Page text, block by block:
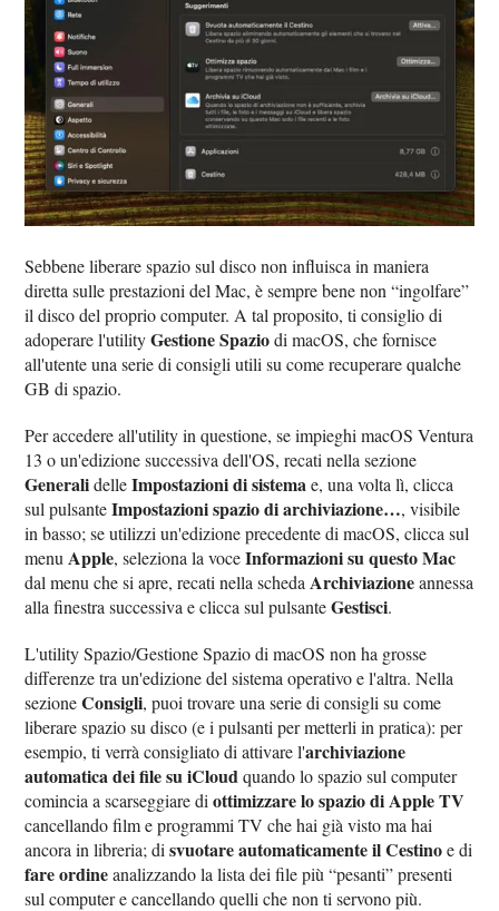
Sebbene liberare spazio sul disco non influisca in maniera
diretta sulle prestazioni del Mac, è sempre bene non “ingolfare”
il disco del proprio computer. A tal proposito, ti consiglio di
adoperare l'utilityGestione Spaziodi macOS, che fornisce
all'utente una serie di consigli utili su come recuperare qualche
GB di spazio.
Per accedere all'utility in questione, se impieghi macOS Ventura
13 o un'edizione successiva dell'OS, recati nella sezione
GeneralidelleImpostazioni di sistema e, una volta lì, clicca
sul pulsanteImpostazioni spazio di archiviazione…, visibile
in basso; se utilizzi un'edizione precedente di macOS, clicca sul
menu Apple, seleziona la voceInformazioni su questo Mac
dal menu che si apre, recati nella scheda Archiviazioneannessa
alla finestra successiva e clicca sul pulsanteGestisci.
L'utility Spazio/Gestione Spazio di macOS non ha grosse
differenze tra un'edizione del sistema operativo e l'altra. Nella
sezioneConsigli, puoi trovare una serie di consigli su come
liberare spazio su disco (e i pulsanti per metterli in pratica): per
esempio, ti verrà consigliato di attivare l'archiviazione
automatica dei file su iCloud quando lo spazio sul computer
comincia a scarseggiare diottimizzare lo spazio di Apple TV
cancellando film e programmi TV che hai già visto ma hai
ancora in libreria; disvuotare automaticamente il Cestinoe di
fare ordineanalizzando la lista dei file più “pesanti” presenti
sul computer e cancellando quelli che non ti servono più.